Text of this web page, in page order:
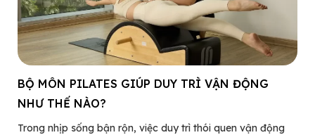
BỘ MÔN PILATES GIÚP DUY TRÌ VẬN ĐỘNG
NHƯ THẾ NÀO?
Trong nhịp sống bận rộn, việc duy trì thói quen vận động